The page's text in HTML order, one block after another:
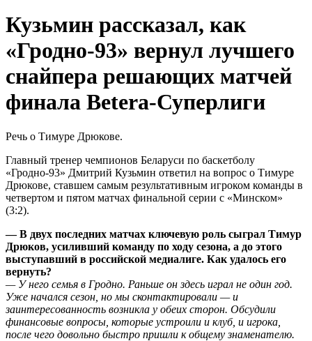
Кузьмин рассказал, как
«Гродно-93» вернул лучшего
снайпера решающих матчей
финала Betera-Суперлиги
Речь о Тимуре Дрюкове.
Главный тренер чемпионов Беларуси по баскетболу
«Гродно-93» Дмитрий Кузьмин ответил на вопрос о Тимуре
Дрюкове, ставшем самым результативным игроком команды в
четвертом и пятом матчах финальной серии с «Минском»
(3:2).
— В двух последних матчах ключевую роль сыграл Тимур
Дрюков, усиливший команду по ходу сезона, а до этого
выступавший в российской медиалиге. Как удалось его
вернуть?
— У него семья в Гродно. Раньше он здесь играл не один год.
Уже начался сезон, но мы сконтактировали — и
заинтересованность возникла у обеих сторон. Обсудили
финансовые вопросы, которые устроили и клуб, и игрока,
после чего довольно быстро пришли к общему знаменателю.